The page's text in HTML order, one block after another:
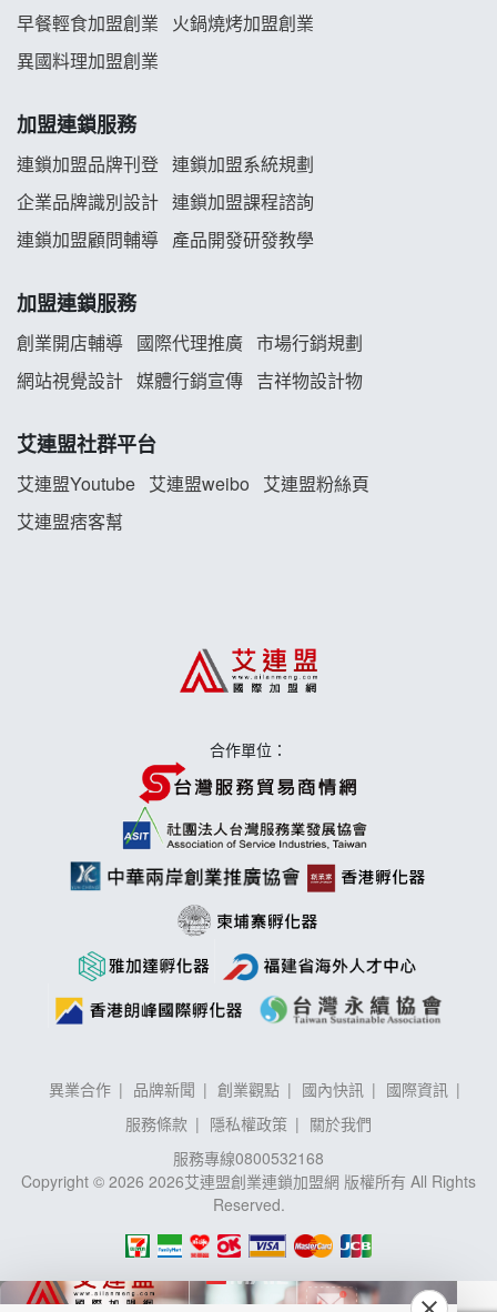
龍涎居好湯加盟說明會
韓金量加盟說明會
義氣豐發雞加盟說明會
白鬍泡泡 BOHO POPO加盟說明會
雞咕雞咕加盟說明會
TEA TOP加盟說明會
珍好味臭臭鍋加盟說明會
藍象廷泰式火鍋加盟說明會
手作功夫茶加盟說明會
早餐輕食加盟創業
火鍋燒烤加盟創業
異國料理加盟創業
加盟連鎖服務
連鎖加盟品牌刊登 連鎖加盟系統規劃
企業品牌識別設計 連鎖加盟課程諮詢
連鎖加盟顧問輔導 產品開發研發教學
加盟連鎖服務
創業開店輔導 國際代理推廣 市場行銷規劃
網站視覺設計 媒體行銷宣傳 吉祥物設計物
艾連盟社群平台
艾連盟Youtube 艾連盟weibo
艾連盟粉絲頁
艾連盟痞客幫
合作單位：
異業合作 品牌新聞 創業觀點 國內快訊
國際資訊
服務條款
隱私權政策
關於我們
服務專線0800532168
Copyright © 2026 2026艾連盟創業連鎖加盟網 版權所有 All Rights
Reserved.